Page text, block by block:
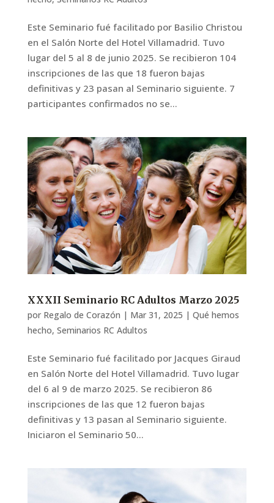
Este Seminario fué facilitado por Basilio Christou
en el Salón Norte del Hotel Villamadrid. Tuvo
lugar del 5 al 8 de junio 2025. Se recibieron 104
inscripciones de las que 18 fueron bajas
definitivas y 23 pasan al Seminario siguiente. 7
participantes confirmados no se...
XXXII Seminario RC Adultos Marzo 2025
por Regalo de Corazón | Mar 31, 2025 | Qué hemos
hecho, Seminarios RC Adultos
Este Seminario fué facilitado por Jacques Giraud
en Salón Norte del Hotel Villamadrid. Tuvo lugar
del 6 al 9 de marzo 2025. Se recibieron 86
inscripciones de las que 12 fueron bajas
definitivas y 13 pasan al Seminario siguiente.
Iniciaron el Seminario 50...